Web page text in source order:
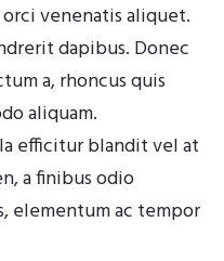
venenatis aliquet.
dapibus. Donec
a, rhoncus quis
aliquam.
efficitur blandit vel at
a finibus odio
elementum ac tempor